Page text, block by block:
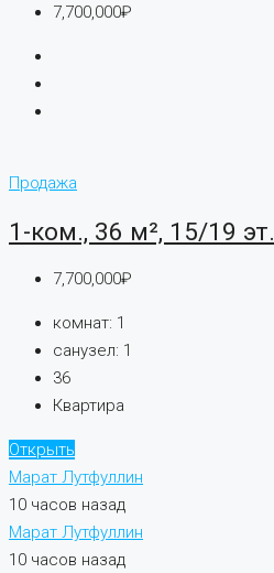
7,700,000₽
Продажа
1-ком., 36 м², 15/19 эт.
7,700,000₽
комнат: 1
санузел: 1
36
Квартира
Открыть
Марат Лутфуллин
10 часов назад
Марат Лутфуллин
10 часов назад